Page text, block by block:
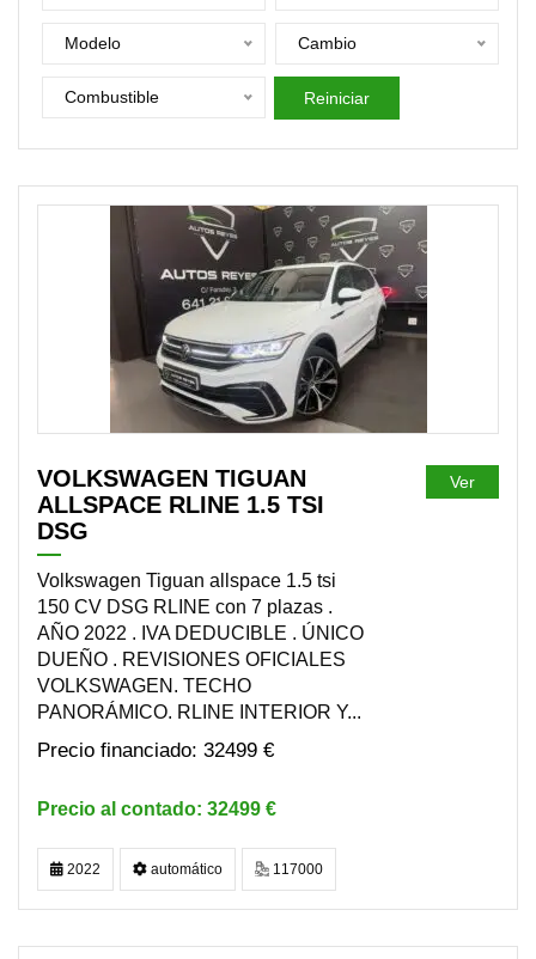
Modelo Cambio
Combustible Reiniciar
DISPONIBLE
VOLKSWAGEN TIGUAN
ALLSPACE RLINE 1.5 TSI
DSG
Volkswagen Tiguan allspace 1.5 tsi
150 CV DSG RLINE con 7 plazas .
AÑO 2022 . IVA DEDUCIBLE . ÚNICO
DUEÑO . REVISIONES OFICIALES
VOLKSWAGEN. TECHO
PANORÁMICO. RLINE INTERIOR Y...
32499 €
32499 €
Ver
2022 automático 117000